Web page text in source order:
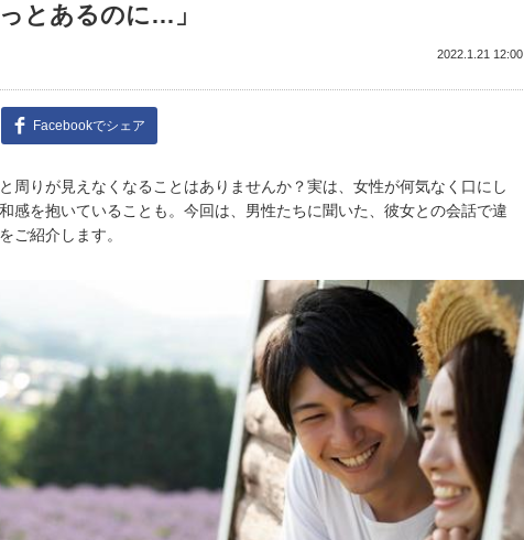
とあるのに…」
2022.1.21 12:00
Facebookでシェア
周りが見えなくなることはありませんか？実は、女性が何気なく口にし
感を抱いていることも。今回は、男性たちに聞いた、彼女との会話で違
ご紹介します。